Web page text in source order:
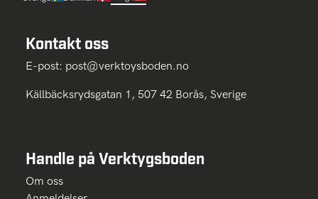
Kontakt oss
E-post: post@verktoysboden.no
Källbäcksrydsgatan 1, 507 42 Borås, Sverige
Handle på Verktygsboden
Om oss